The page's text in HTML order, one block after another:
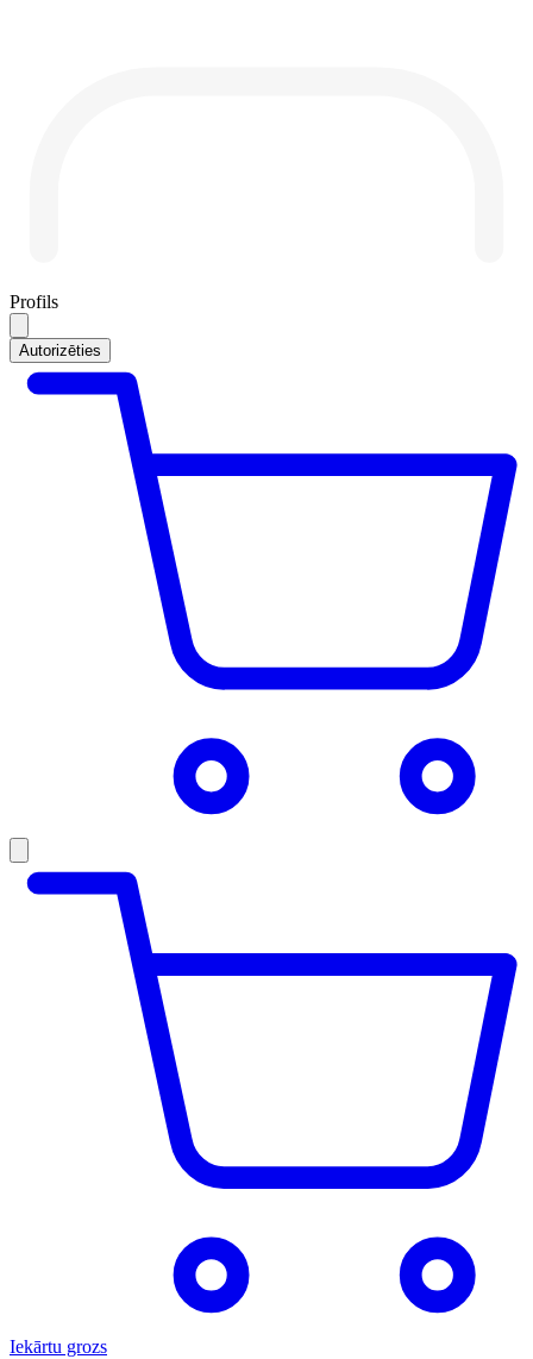
Profils
Autorizēties
Iekārtu grozs